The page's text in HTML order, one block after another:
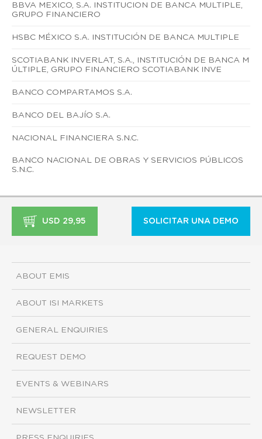
BBVA MEXICO, S.A. INSTITUCION DE BANCA MULTIPLE,
GRUPO FINANCIERO
HSBC MÉXICO S.A. INSTITUCIÓN DE BANCA MULTIPLE
SCOTIABANK INVERLAT, S.A., INSTITUCIÓN DE BANCA M
ÚLTIPLE, GRUPO FINANCIERO SCOTIABANK INVE
BANCO COMPARTAMOS S.A.
BANCO DEL BAJÍO S.A.
NACIONAL FINANCIERA S.N.C.
BANCO NACIONAL DE OBRAS Y SERVICIOS PÚBLICOS
S.N.C.
USD 29,95 SOLICITAR UNA DEMO
ABOUT EMIS
ABOUT ISI MARKETS
GENERAL ENQUIRIES
REQUEST DEMO
EVENTS & WEBINARS
NEWSLETTER